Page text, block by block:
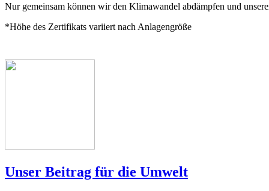
Nur gemeinsam können wir den Klimawandel abdämpfen und
*Höhe des Zertifikats variiert nach Anlagengröße
Unser Beitrag für die Umwelt